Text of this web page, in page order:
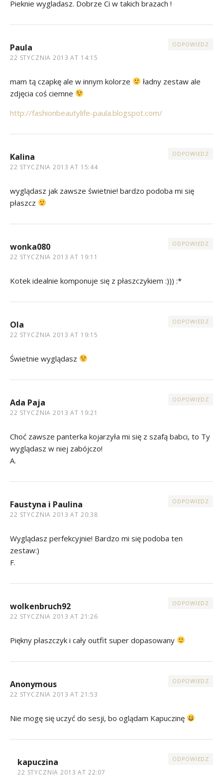
Pieknie wygladasz. Dobrze Ci w takich brazach !
Paula
22 STYCZNIA 2013 AT 14:15
ODPOWIEDZ
mam tą czapkę ale w innym kolorze
ładny zestaw ale
zdjęcia coś ciemne
http://fashionbeautylife-paula.blogspot.com/
Kalina
22 STYCZNIA 2013 AT 15:44
ODPOWIEDZ
wyglądasz jak zawsze świetnie! bardzo podoba mi się
płaszcz
wonka080
22 STYCZNIA 2013 AT 19:11
ODPOWIEDZ
Kotek idealnie komponuje się z płaszczykiem :))) :*
Ola
22 STYCZNIA 2013 AT 19:15
ODPOWIEDZ
Świetnie wyglądasz
Ada Paja
22 STYCZNIA 2013 AT 19:21
ODPOWIEDZ
Choć zawsze panterka kojarzyła mi się z szafą babci, to Ty
wyglądasz w niej zabójczo!
A.
Faustyna i Paulina
22 STYCZNIA 2013 AT 20:38
ODPOWIEDZ
Wyglądasz perfekcyjnie! Bardzo mi się podoba ten
zestaw:)
F.
wolkenbruch92
22 STYCZNIA 2013 AT 21:26
ODPOWIEDZ
Piękny płaszczyk i cały outfit super dopasowany
Anonymous
22 STYCZNIA 2013 AT 21:53
ODPOWIEDZ
Nie mogę się uczyć do sesji, bo oglądam Kapuczinę
kapuczina
22 STYCZNIA 2013 AT 22:07
ODPOWIEDZ